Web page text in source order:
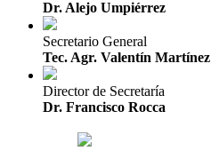
Dr. Alejo Umpiérrez
Secretario General
Tec. Agr. Valentín Martínez
Director de Secretaría
Dr. Francisco Rocca